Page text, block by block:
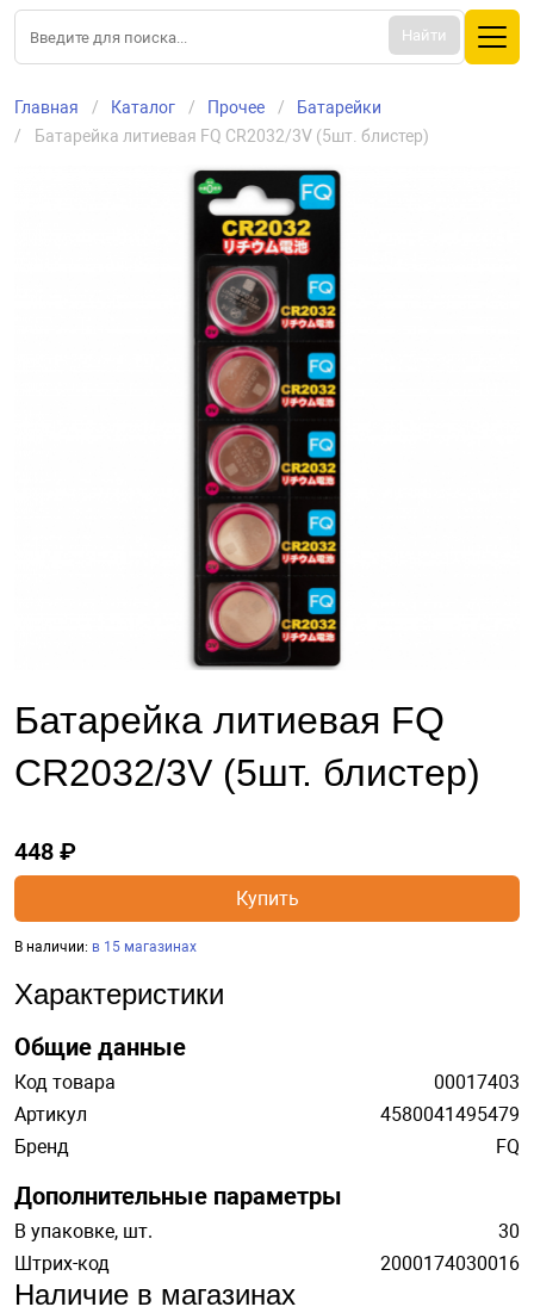
Найти
Главная Каталог Прочее
Батарейки
Батарейка литиевая FQ CR2032/3V (5шт. блистер)
Батарейка литиевая FQ
CR2032/3V (5шт. блистер)
448 ₽
Купить
В наличии: в 15 магазинах
Характеристики
Общие данные
Код товара
00017403
Артикул
4580041495479
Бренд
FQ
Дополнительные параметры
В упаковке, шт.
30
Штрих-код
2000174030016
Наличие в магазинах